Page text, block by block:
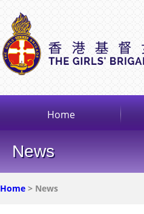
Home
News
Home > News